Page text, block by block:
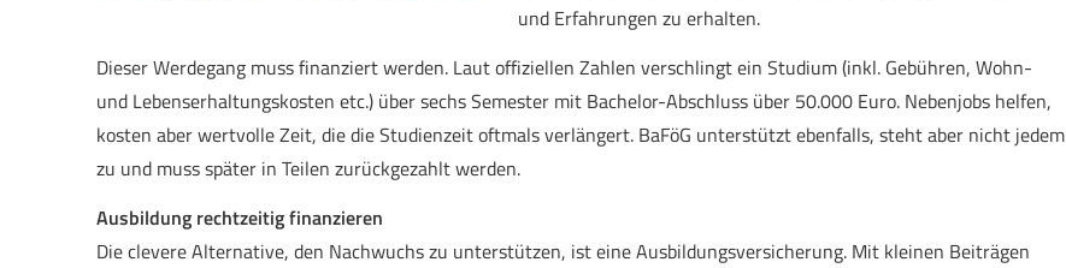
und Erfahrungen zu erhalten.
Dieser Werdegang muss finanziert werden. Laut offiziellen Zahlen verschlingt ein Studium (inkl. Gebühren, Wohn-
und Lebenserhaltungskosten etc.) über sechs Semester mit Bachelor-Abschluss über 50.000 Euro. Nebenjobs helfen,
kosten aber wertvolle Zeit, die die Studienzeit oftmals verlängert. BaFöG unterstützt ebenfalls, steht aber nicht jedem
zu und muss später in Teilen zurückgezahlt werden.
Ausbildung rechtzeitig finanzieren
Die clevere Alternative, den Nachwuchs zu unterstützen, ist eine Aus­bil­dungs­ver­si­che­rung. Mit kleinen Beiträgen